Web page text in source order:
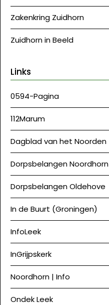
Zakenkring Zuidhorn
Zuidhorn in Beeld
Links
0594-Pagina
112Marum
Dagblad van het Noorden
Dorpsbelangen Noordhorn
Dorpsbelangen Oldehove
In de Buurt (Groningen)
InfoLeek
InGrijpskerk
Noordhorn | Info
Ondek Leek